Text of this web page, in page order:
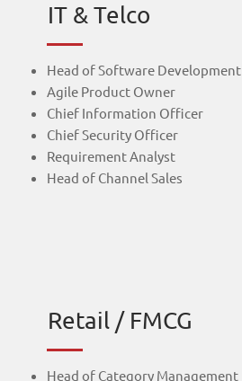
IT & Telco
Head of Software Development
Agile Product Owner
Chief Information Officer
Chief Security Officer
Requirement Analyst
Head of Channel Sales
Retail / FMCG
Head of Category Management